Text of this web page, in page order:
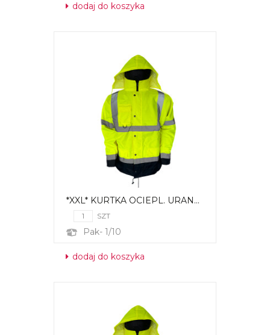
dodaj do koszyka
*XXL* KURTKA OCIEPL. URAN...
SZT
Pak- 1/10
dodaj do koszyka